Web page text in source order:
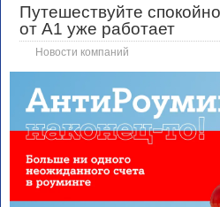
Путешествуйте
от A1 уже работает
Новости компаний